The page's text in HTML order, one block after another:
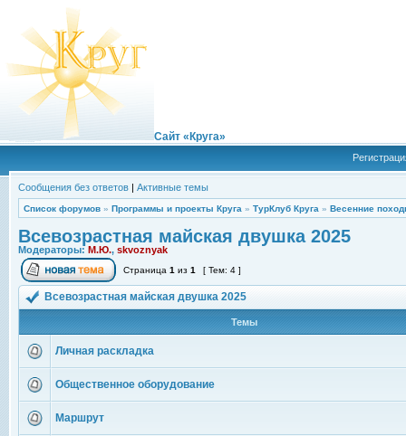
Сайт «Круга»
Сообщения без ответов | Активные темы
Список форумов » Программы и проекты Круга » ТурКлуб Круга » Весенние
Всевозрастная майская двушка 2025
Модераторы:М.Ю., skvoznyak
Страница 1 из 1 [ Тем: 4 ]
Всевозрастная майская двушка 2025
Темы
Личная раскладка
Общественное оборудование
Маршрут